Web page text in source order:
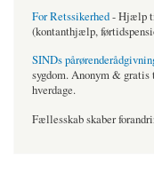
For Retssikerhed- Hjælp
(kontanthjælp,
SINDs
sygdom. Anonym &
hverdage.
Fællesskab skaber